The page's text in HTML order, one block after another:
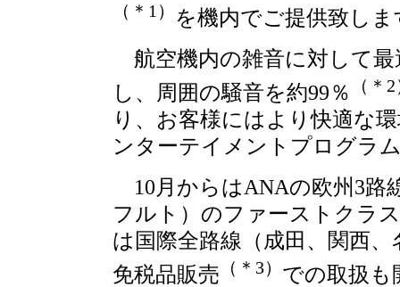
（＊1） を機内でご提供致しま
航空機内の雑音に対して
し、周囲の騒音を約99％
（＊
り、お客様にはより快適な
ンターテイメントプログラ
10月からはANAの欧州3路
フルト）のファーストクラ
は国際全路線（成田、関西
免税品販売 （＊3） での取扱も